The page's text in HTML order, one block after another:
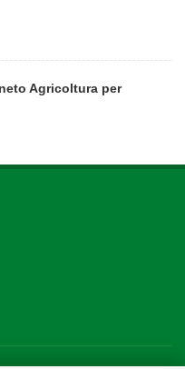
Agricoltura per